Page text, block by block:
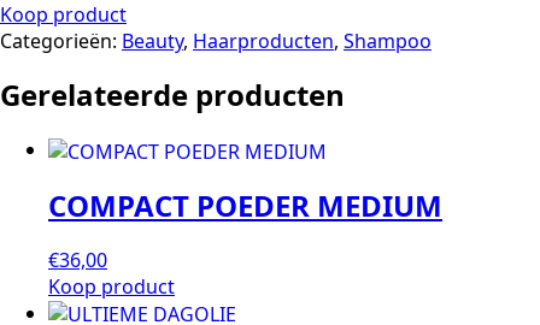
Koop product
Categorieën: Beauty, Haarproducten, Shampoo
Gerelateerde producten
COMPACT POEDER MEDIUM
€36,00
Koop product